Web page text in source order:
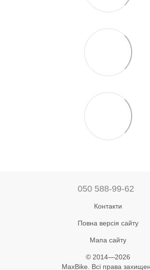
050 588-99-62
Контакти
Повна версія сайту
Мапа сайту
© 2014—2026
MaxBike. Всі права